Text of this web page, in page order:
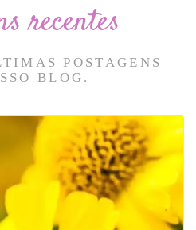
recentes
POSTAGENS
BLOG.